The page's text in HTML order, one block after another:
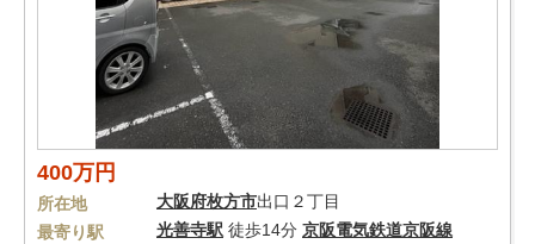
400万円
所在地 大阪府枚方市出口２丁目
最寄り駅
光善寺駅 徒歩14分 京阪電気鉄道京阪線